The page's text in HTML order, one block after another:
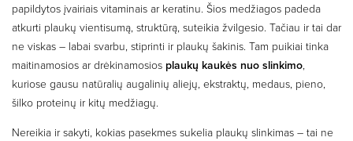
papildytos įvairiais vitaminais ar keratinu. Šios medžiagos padeda
atkurti plaukų vientisumą, struktūrą, suteikia žvilgesio. Tačiau ir tai dar
ne viskas – labai svarbu, stiprinti ir plaukų šakinis. Tam puikiai tinka
maitinamosios ar drėkinamosios plaukų kaukės nuo slinkimo,
kuriose gausu natūralių augalinių aliejų, ekstraktų, medaus, pieno,
šilko proteinų ir kitų medžiagų.
Nereikia ir sakyti, kokias pasekmes sukelia plaukų slinkimas – tai ne